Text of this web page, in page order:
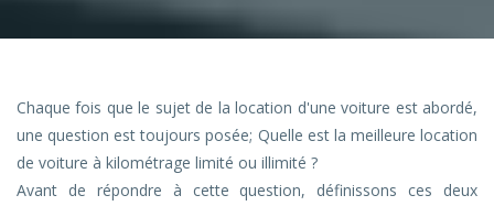
Chaque fois que le sujet de la location d'une voiture est abordé,
une question est toujours posée; Quelle est la meilleure location
de voiture à kilométrage limité ou illimité ?
Avant de répondre à cette question, définissons ces deux